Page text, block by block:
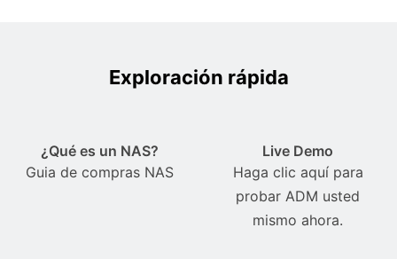
Exploración rápida
¿Qué es un NAS?
Guia de compras NAS
Live Demo
Haga clic aquí para
probar ADM usted
mismo ahora.